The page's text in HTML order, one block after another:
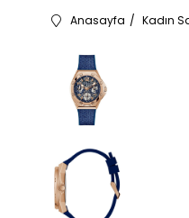
Anasayfa Kadın